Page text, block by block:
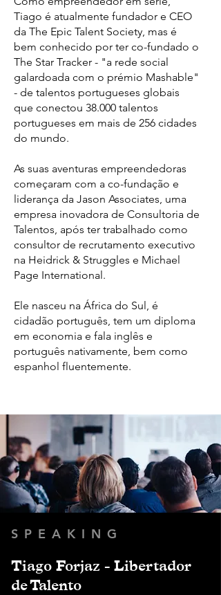
Tiago é atualmente fundador e CEO
da The Epic Talent Society, mas é
bem conhecido por ter co-fundado o
The Star Tracker - "a rede social
galardoada com o prémio Mashable"
- de talentos portugueses globais
que conectou 38.000 talentos
portugueses em mais de 256 cidades
do mundo.
As suas aventuras empreendedoras
começaram com a co-fundação e
liderança da Jason Associates, uma
empresa inovadora de Consultoria de
Talentos, após ter trabalhado como
consultor de recrutamento executivo
na Heidrick & Struggles e Michael
Page International.
Ele nasceu na África do Sul, é
cidadão português, tem um diploma
em economia e fala inglês e
português nativamente, bem como
espanhol fluentemente.
SPEAKING
Tiago Forjaz - Libertador
de Talento